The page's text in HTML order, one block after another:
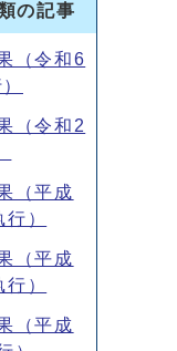
の記事
（令和6
（令和2
（平成
）
（平成
）
（平成